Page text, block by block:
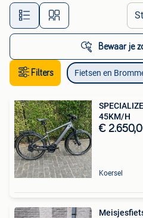
Alle
Bewaar je
Filters Fietsen en
45KM/H
€
Koersel